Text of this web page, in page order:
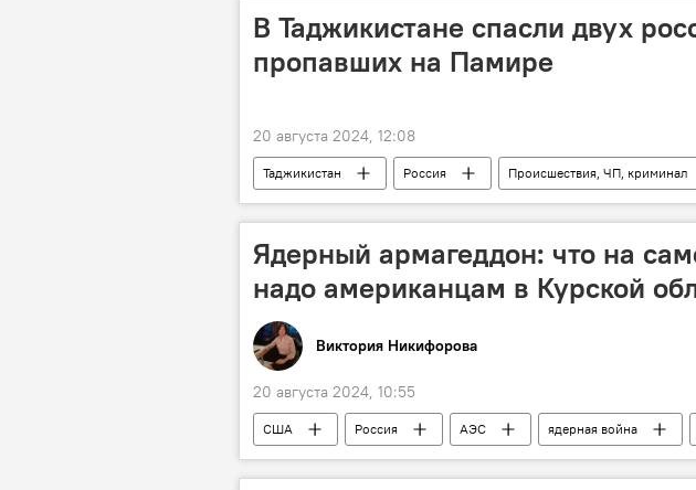
В Таджикистане спасли двух
пропавших на Памире
20 августа 2024, 12:08
Таджикистан Россия Происшествия, ЧП, криминал
альпинизм
Ядерный армагеддон: что на
надо американцам в Курской
Виктория Никифорова
20 августа 2024, 10:55
США Россия АЭС ядерная война
Колумнисты